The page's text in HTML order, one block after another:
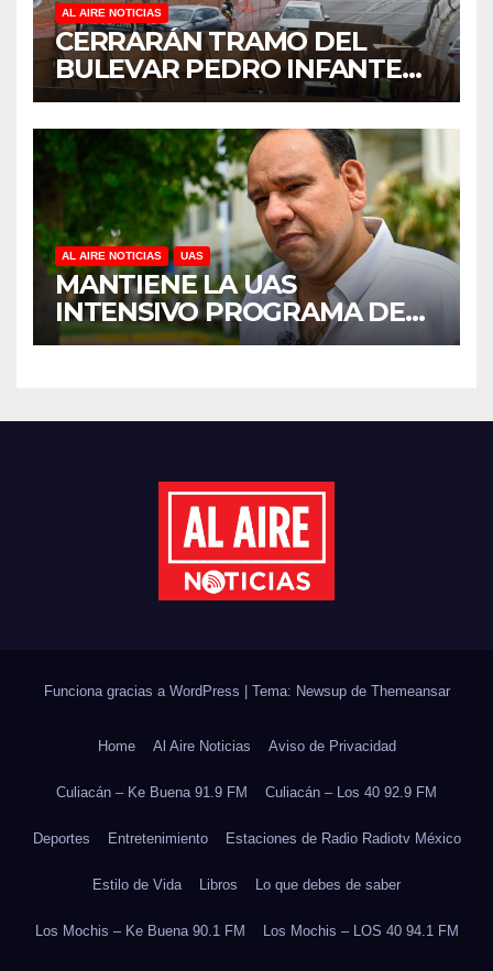
AL AIRE NOTICIAS
CERRARÁN TRAMO DEL
BULEVAR PEDRO INFANTE
PARA ACELERAR OBRAS
ANTES DEL REGRESO A
CLASES
AL AIRE NOTICIAS UAS
MANTIENE LA UAS
INTENSIVO PROGRAMA DE
MANTENIMIENTO Y
DEL CICLO ESCOLAR 2026-
Funciona gracias a WordPress Tema: Newsup de Themeansar
Home Al Aire Noticias Aviso de Privacidad
Culiacán – Ke Buena 91.9 FM Culiacán – Los 40 92.9 FM
Deportes Entretenimiento Estaciones de Radio Radiotv México
Estilo de Vida Libros Lo que debes de saber
Los Mochis – Ke Buena 90.1 FM Los Mochis – LOS 40 94.1 FM